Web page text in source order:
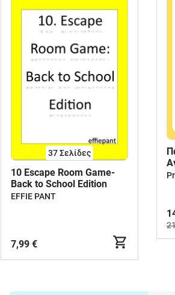
37Σελίδες
10 Escape Room Game-
Back to School Edition
EFFIE PANT
7,99 €